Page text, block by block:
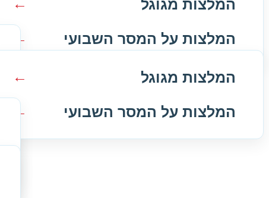
המלצות מגוגל
המלצות על המסר השבועי
המלצות מגוגל
המלצות על המסר השבועי